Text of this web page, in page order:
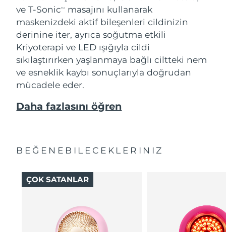
ve T-SonicTM
masajını kullanarak
maskenizdeki aktif bileşenleri cildinizin
derinine iter, ayrıca soğutma etkili
Kriyoterapi ve LED ışığıyla cildi
sıkılaştırırken yaşlanmaya bağlı ciltteki nem
ve esneklik kaybı sonuçlarıyla doğrudan
mücadele eder.
Daha fazlasını öğren
BEĞENEBILECEKLERINIZ
ÇOK SATANLAR
Özbekistan
Tahmini teslim tarihi
Vietnam
Tahmini teslim tarihi